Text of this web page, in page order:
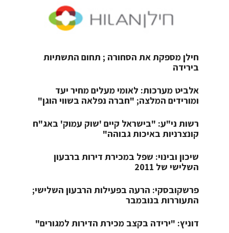
חילן מספקת את הסחורה ; תחום התשתיות
בירידה
אלביט מערכות: לאומי מעלים מחיר יעד
ומורידים המלצה; "חברה נפלאה בשווי הוגן"
רשות ני"ע: "בישראל קיים 'שוק עמוק' באג"ח
קונצרניות באיכות גבוהה"
שיכון ובינוי: שפל במכירת דירות ברבעון
השלישי של 2011
פרשקובסקי: הרעה בפעילות הרבעון השלישי;
התעוררות בנובמבר
דוניץ: "ירידה בקצב מכירת הדירות למגורים"